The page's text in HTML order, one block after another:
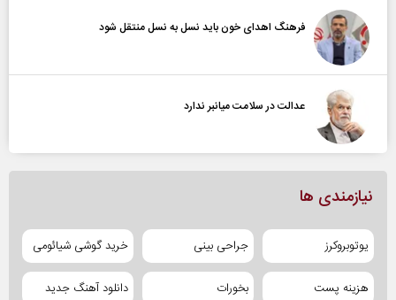
فرهنگ اهدای خون باید نسل به نسل منتقل شود
عدالت در سلامت میانبر ندارد
نیازمندی ها
یوتوبروکرز جراحی بینی خرید گوشی شیائومی
هزینه پست بخورات دانلود آهنگ جدید